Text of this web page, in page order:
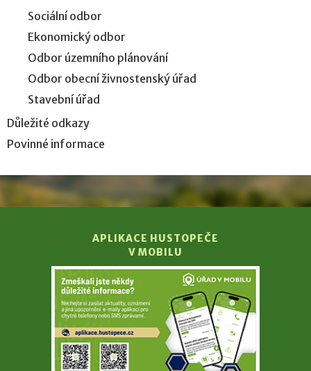
Sociální odbor
Ekonomický odbor
Odbor územního plánování
Odbor obecní živnostenský úřad
Stavební úřad
Důležité odkazy
Povinné informace
APLIKACE HUSTOPEČE
V MOBILU